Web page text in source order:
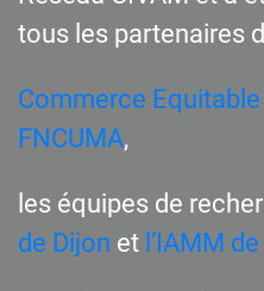
tous les partenaires
Commerce
FNCUMA,
les équipes de
de Dijon et l’IAMM